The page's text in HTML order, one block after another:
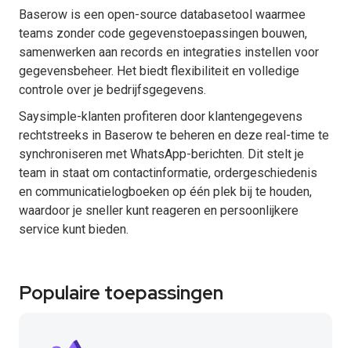
Baserow is een open-source databasetool waarmee
teams zonder code gegevenstoepassingen bouwen,
samenwerken aan records en integraties instellen voor
gegevensbeheer. Het biedt flexibiliteit en volledige
controle over je bedrijfsgegevens.
Saysimple-klanten profiteren door klantengegevens
rechtstreeks in Baserow te beheren en deze real-time te
synchroniseren met WhatsApp-berichten. Dit stelt je
team in staat om contactinformatie, ordergeschiedenis
en communicatielogboeken op één plek bij te houden,
waardoor je sneller kunt reageren en persoonlijkere
service kunt bieden.
Populaire toepassingen